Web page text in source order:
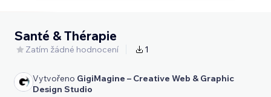
Santé & Thérapie
Zatím žádné hodnocení 1
Vytvořeno GigiMagine – Creative Web & Graphic
Design Studio